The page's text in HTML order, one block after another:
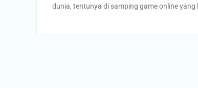
dunia, tentunya di samping game online